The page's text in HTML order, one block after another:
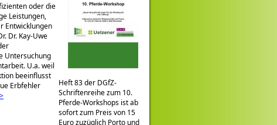
oder die
Leistungen,
Entwicklungen
Dr. Kay-Uwe
Untersuchung
U.a. weil
beeinflusst
Erbfehler
Heft 83 der DGfZ-
Schriftenreihe zum 10.
Pferde-Workshops ist ab
sofort zum Preis von 15
Euro zuzüglich Porto und